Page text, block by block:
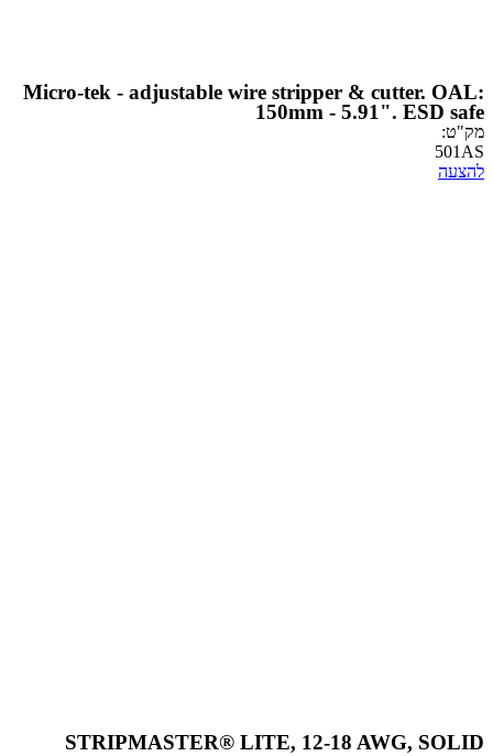
Micro-tek - adjustable wire stripper &
150mm - 5.91".
STRIPMASTER® LITE, 12-18